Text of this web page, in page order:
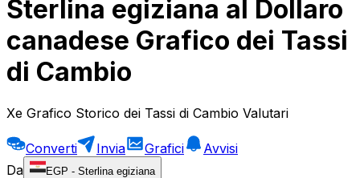
Sterlina egiziana al Dollaro
canadese Grafico dei Tassi
di Cambio
Xe Grafico Storico dei Tassi di Cambio Valutari
Converti Invia Grafici
Avvisi
Da
EGP - Sterlina egiziana